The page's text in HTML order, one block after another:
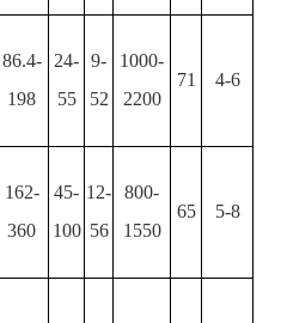
86.4-
198
24-
55
9-
52
1000-
2200
71
4-6
162-
360
45-
100
12-
56
800-
1550
65
5-8